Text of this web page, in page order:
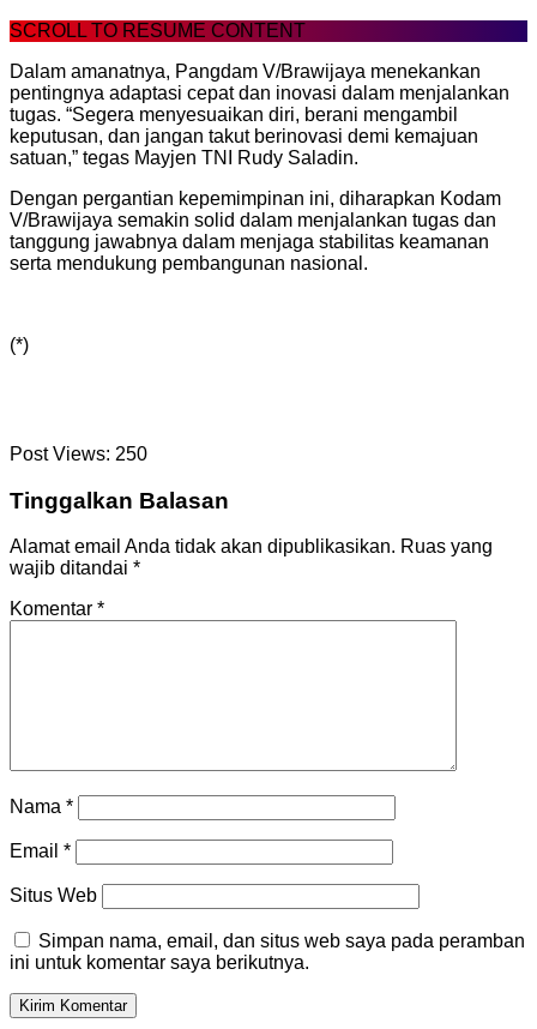
SCROLL TO RESUME CONTENT
Dalam amanatnya, Pangdam V/Brawijaya menekankan
pentingnya adaptasi cepat dan inovasi dalam menjalankan
tugas. “Segera menyesuaikan diri, berani mengambil
keputusan, dan jangan takut berinovasi demi kemajuan
satuan,” tegas Mayjen TNI Rudy Saladin.
Dengan pergantian kepemimpinan ini, diharapkan Kodam
V/Brawijaya semakin solid dalam menjalankan tugas dan
tanggung jawabnya dalam menjaga stabilitas keamanan
serta mendukung pembangunan nasional.
(*)
Post Views: 250
Tinggalkan Balasan
Alamat email Anda tidak akan dipublikasikan. Ruas yang
wajib ditandai *
Komentar *
Nama *
Email *
Situs Web
Simpan nama, email, dan situs web saya pada peramban
ini untuk komentar saya berikutnya.